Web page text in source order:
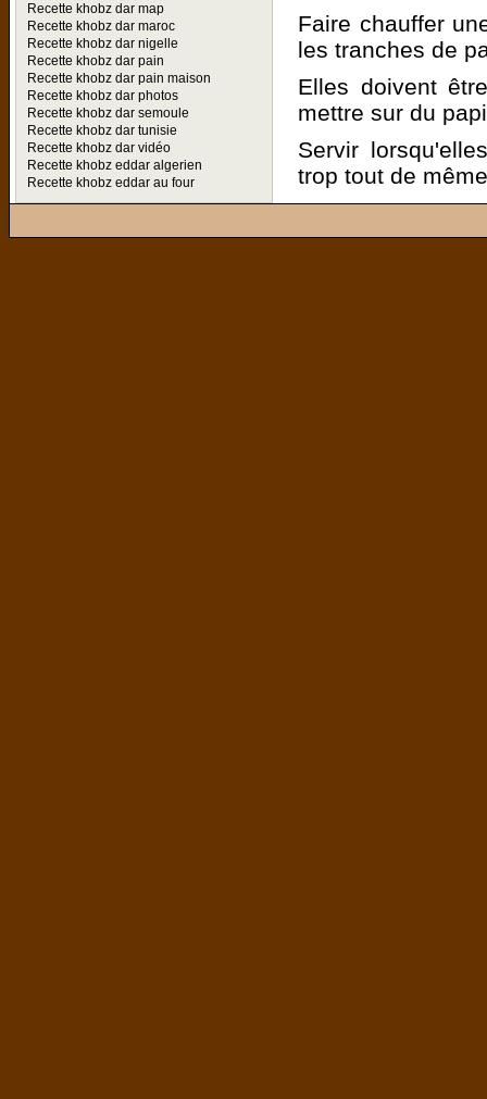
Recette khobz dar map
Recette khobz dar maroc
Recette khobz dar nigelle
Recette khobz dar pain
Recette khobz dar pain maison
Recette khobz dar photos
Recette khobz dar semoule
Recette khobz dar tunisie
Recette khobz dar vidéo
Recette khobz eddar algerien
Recette khobz eddar au four
Faire chauffer
les tranches de
Elles doivent
mettre sur du
Servir
trop tout de